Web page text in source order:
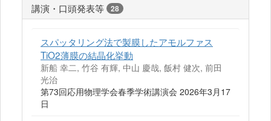
講演・口頭発表等 28
スパッタリング法で製膜したアモルファス
TiO2薄膜の結晶化挙動
新船 幸二, 竹谷 有輝, 中山 慶哉, 飯村 健次, 前田
光治
第73回応用物理学会春季学術講演会 2026年3月17
日